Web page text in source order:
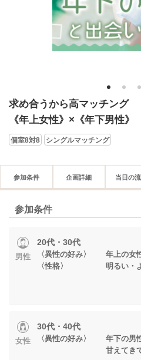
1 2 3
求め合うから高マッチング
《年上女性》×《年下男性》
個室8対8 シングルマッチング
参加条件 企画詳細 当日の
参加条件
男性
20代・30代
〈異性の好み〉 年上の女
〈性格〉 明るい・よ
女性
30代・40代
〈異性の好み〉 年下の男
甘えてきてく